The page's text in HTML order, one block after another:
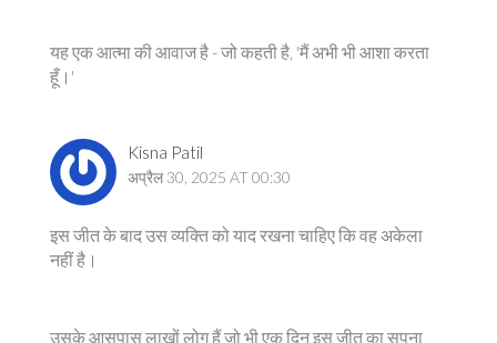
यह एक आत्मा की आवाज है - जो कहती है, 'मैं अभी भी आशा करता
हूँ।'
Kisna Patil
अप्रैल 30, 2025 AT 00:30
इस जीत के बाद उस व्यक्ति को याद रखना चाहिए कि वह अकेला
नहीं है।
उसके आसपास लाखों लोग हैं जो भी एक दिन इस जीत का सपना